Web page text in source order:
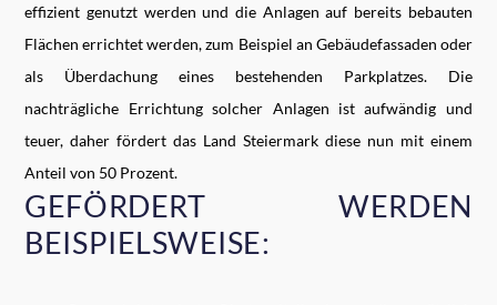
effizient genutzt werden und die Anlagen auf bereits bebauten
Flächen errichtet werden, zum Beispiel an Gebäudefassaden oder
als Überdachung eines bestehenden Parkplatzes. Die
nachträgliche Errichtung solcher Anlagen ist aufwändig und
teuer, daher fördert das Land Steiermark diese nun mit einem
Anteil von 50 Prozent.
GEFÖRDERT WERDEN
BEISPIELSWEISE: